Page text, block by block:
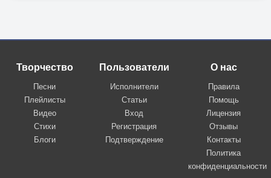
Творчество
Песни
Плейлисты
Видео
Стихи
Блоги
Пользователи
Исполнители
Статьи
Вход
Регистрация
Подтверждение
О нас
Правила
Помощь
Лицензия
Отзывы
Контакты
Политика
конфиденциальности